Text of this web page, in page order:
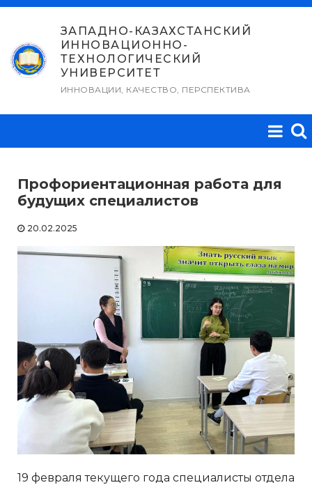
Перейти
содержимому
ЗАПАДНО-КАЗАХСТАНСКИЙ
ИННОВАЦИОННО-
ТЕХНОЛОГИЧЕСКИЙ
УНИВЕРСИТЕТ
ИННОВАЦИИ, КАЧЕСТВО, ПЕРСПЕКТИВА
Профориентационная работа для
будущих специалистов
20.02.2025
19 февраля текущего года специалисты отдела